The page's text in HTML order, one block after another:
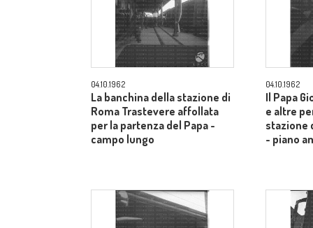
04.10.1962
La banchina della stazione di
Roma Trastevere affollata
per la partenza del Papa -
campo lungo
04.10.1962
Il Papa
e altre
stazione
- piano